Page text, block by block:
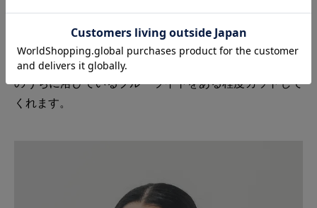
パソコンやスマートフォンなどの使用で、知らず知らず
のうちに浴びているブルーライトをある程度カットして
くれます。